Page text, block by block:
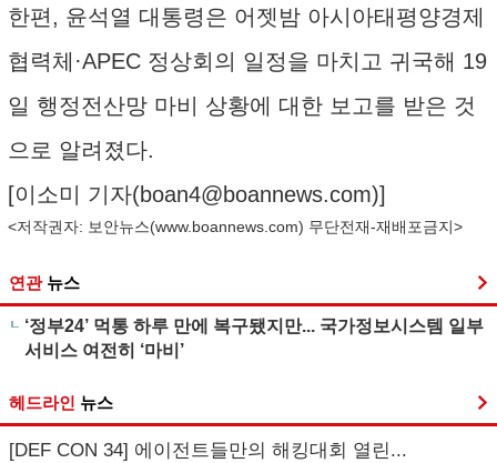
한편, 윤석열 대통령은 어젯밤 아시아태평양경제
협력체·APEC 정상회의 일정을 마치고 귀국해 19
일 행정전산망 마비 상황에 대한 보고를 받은 것
으로 알려졌다.
[이소미 기자(boan4@boannews.com)]
<저작권자: 보안뉴스(www.boannews.com) 무단전재-재배포금지>
연관 뉴스
‘정부24’ 먹통 하루 만에 복구됐지만... 국가정보시스템 일부
서비스 여전히 ‘마비’
헤드라인 뉴스
[DEF CON 34] 에이전트들만의 해킹대회 열린...